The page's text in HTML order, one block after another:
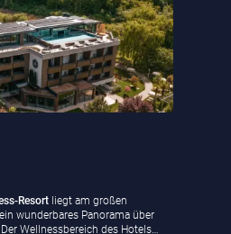
Resortliegt am großen
wunderbares Panorama über
Wellnessbereich des Hotels…